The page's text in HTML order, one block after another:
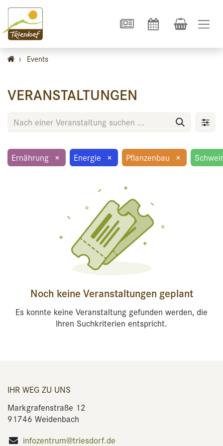
› Events
VERANSTALTUNGEN
Ernährung × Energie × Pflanzenbau ×
Noch keine Veranstaltungen geplant
Es konnte keine Veranstaltung gefunden werden, die
Ihren Suchkriterien entspricht.
IHR WEG ZU UNS
Markgrafenstraße 12
91746 Weidenbach
infozentrum@triesdorf.de